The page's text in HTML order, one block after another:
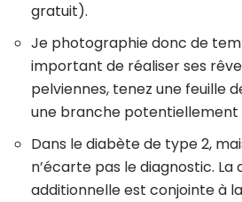
gratuit).
Je photographie donc de
important de réaliser ses
pelviennes, tenez une feuille
une branche potentiellement
Dans le diabète de type 2,
n’écarte pas le diagnostic.
additionnelle est conjointe à